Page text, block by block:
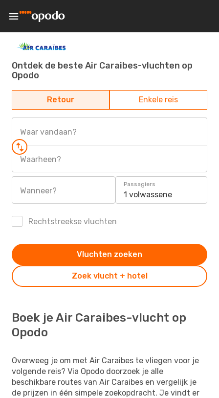
Ontdek de beste Air Caraibes-vluchten op
Opodo
Retour Enkele reis
Waar vandaan?
Waarheen?
Wanneer?
Passagiers
1 volwassene
Rechtstreekse vluchten
Zoek vlucht + hotel
Vluchten zoeken
Boek je Air Caraibes-vlucht op
Opodo
Overweeg je om met Air Caraibes te vliegen voor je
volgende reis? Via Opodo doorzoek je alle
beschikbare routes van Air Caraibes en vergelijk je
de prijzen in één simpele zoekopdracht. Je vindt er